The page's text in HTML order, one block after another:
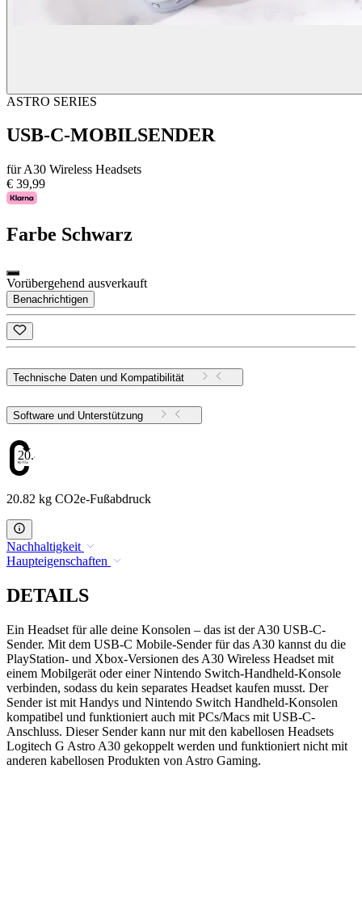
ASTRO SERIES
USB-C-MOBILSENDER
für A30 Wireless Headsets
€ 39,99
Farbe Schwarz
Vorübergehend ausverkauft
Benachrichtigen
Technische Daten und Kompatibilität
Software und Unterstützung
20.82
20.82 kg CO2e-Fußabdruck
Nachhaltigkeit
Haupteigenschaften
DETAILS
Ein Headset für alle deine Konsolen – das ist der A30 USB-C-
Sender. Mit dem USB-C Mobile-Sender für das A30 kannst du die
PlayStation- und Xbox-Versionen des A30 Wireless Headset mit
einem Mobilgerät oder einer Nintendo Switch-Handheld-Konsole
verbinden, sodass du kein separates Headset kaufen musst. Der
Sender ist mit Handys und Nintendo Switch Handheld-Konsolen
kompatibel und funktioniert auch mit PCs/Macs mit USB-C-
Anschluss. Dieser Sender kann nur mit den kabellosen Headsets
Logitech G Astro A30 gekoppelt werden und funktioniert nicht mit
anderen kabellosen Produkten von Astro Gaming.